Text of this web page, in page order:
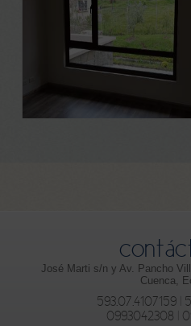
José Marti s/n y Av. Pancho
Cuenca,
593.07.4107159 |
0993042308 |